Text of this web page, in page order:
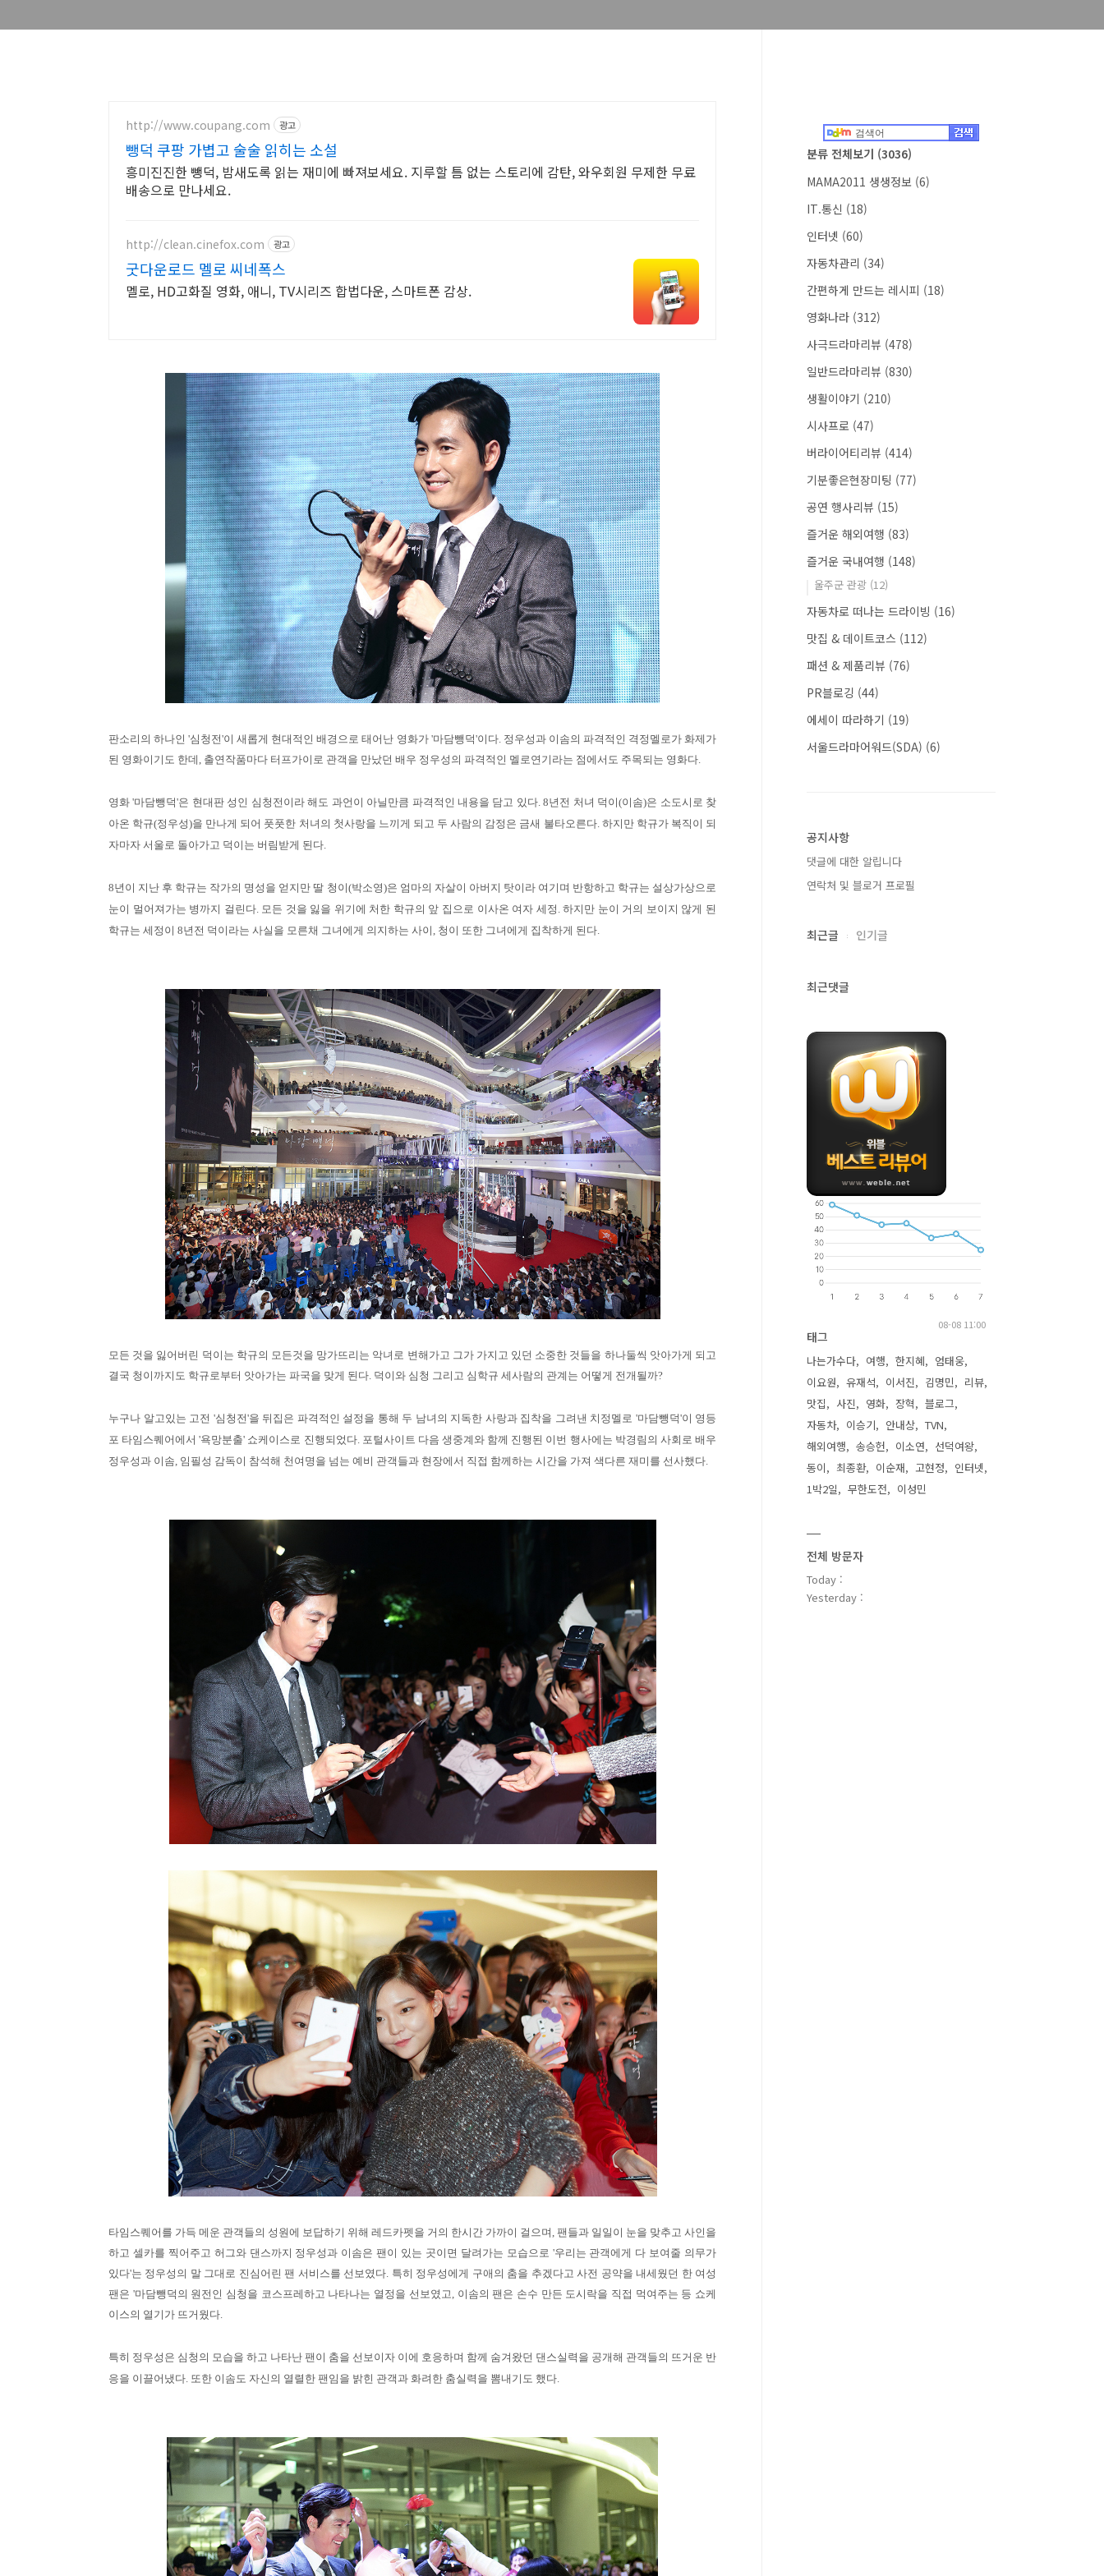
http://www.coupang.com 광고
뺑덕 쿠팡 가볍고 술술 읽히는 소설
흥미진진한 뺑덕, 밤새도록 읽는 재미에 빠져보세요. 지루할 틈 없는 스토리에 감탄, 와우회원 무제한 무료
배송으로 만나세요.
http://clean.cinefox.com 광고
굿다운로드 멜로 씨네폭스
멜로, HD고화질 영화, 애니, TV시리즈 합법다운, 스마트폰 감상.
판소리의 하나인 '심청전'이 새롭게 현대적인 배경으로 태어난 영화가 '마담뺑덕'이다. 정우성과 이솜의 파격적인 격정멜로가 화제가
된 영화이기도 한데, 출연작품마다 터프가이로 관객을 만났던 배우 정우성의 파격적인 멜로연기라는 점에서도 주목되는 영화다.
영화 '마담뺑덕'은 현대판 성인 심청전이라 해도 과언이 아닐만큼 파격적인 내용을 담고 있다. 8년전 처녀 덕이(이솜)은 소도시로 찾
아온 학규(정우성)을 만나게 되어 풋풋한 처녀의 첫사랑을 느끼게 되고 두 사람의 감정은 금새 불타오른다. 하지만 학규가 복직이 되
자마자 서울로 돌아가고 덕이는 버림받게 된다.
8년이 지난 후 학규는 작가의 명성을 얻지만 딸 청이(박소영)은 엄마의 자살이 아버지 탓이라 여기며 반항하고 학규는 설상가상으로
눈이 멀어져가는 병까지 걸린다. 모든 것을 잃을 위기에 처한 학규의 앞 집으로 이사온 여자 세정. 하지만 눈이 거의 보이지 않게 된
학규는 세정이 8년전 덕이라는 사실을 모른채 그녀에게 의지하는 사이, 청이 또한 그녀에게 집착하게 된다.
모든 것을 잃어버린 덕이는 학규의 모든것을 망가뜨리는 악녀로 변해가고 그가 가지고 있던 소중한 것들을 하나둘씩 앗아가게 되고
결국 청이까지도 학규로부터 앗아가는 파국을 맞게 된다. 덕이와 심청 그리고 심학규 세사람의 관계는 어떻게 전개될까?
누구나 알고있는 고전 '심청전'을 뒤집은 파격적인 설정을 통해 두 남녀의 지독한 사랑과 집착을 그려낸 치정멜로 '마담뺑덕'이 영등
포 타임스퀘어에서 '욕망분출' 쇼케이스로 진행되었다. 포털사이트 다음 생중계와 함께 진행된 이번 행사에는 박경림의 사회로 배우
정우성과 이솜, 임필성 감독이 참석해 천여명을 넘는 예비 관객들과 현장에서 직접 함께하는 시간을 가져 색다른 재미를 선사했다.
타임스퀘어를 가득 메운 관객들의 성원에 보답하기 위해 레드카펫을 거의 한시간 가까이 걸으며, 팬들과 일일이 눈을 맞추고 사인을
하고 셀카를 찍어주고 허그와 댄스까지 정우성과 이솜은 팬이 있는 곳이면 달려가는 모습으로 '우리는 관객에게 다 보여줄 의무가
있다'는 정우성의 말 그대로 진심어린 팬 서비스를 선보였다. 특히 정우성에게 구애의 춤을 추겠다고 사전 공약을 내세웠던 한 여성
팬은 '마담뺑덕의 원전인 심청을 코스프레하고 나타나는 열정을 선보였고, 이솜의 팬은 손수 만든 도시락을 직접 먹여주는 등 쇼케
이스의 열기가 뜨거웠다.
특히 정우성은 심청의 모습을 하고 나타난 팬이 춤을 선보이자 이에 호응하며 함께 숨겨왔던 댄스실력을 공개해 관객들의 뜨거운 반
응을 이끌어냈다. 또한 이솜도 자신의 열렬한 팬임을 밝힌 관객과 화려한 춤실력을 뽐내기도 했다.
분류 전체보기 (3036)
MAMA2011 생생정보 (6)
IT.통신 (18)
인터넷 (60)
자동차관리 (34)
간편하게 만드는 레시피 (18)
영화나라 (312)
사극드라마리뷰 (478)
일반드라마리뷰 (830)
생활이야기 (210)
시사프로 (47)
버라이어티리뷰 (414)
기분좋은현장미팅 (77)
공연 행사리뷰 (15)
즐거운 해외여행 (83)
즐거운 국내여행 (148)
울주군 관광 (12)
자동차로 떠나는 드라이빙 (16)
맛집 & 데이트코스 (112)
패션 & 제품리뷰 (76)
PR블로깅 (44)
에세이 따라하기 (19)
서울드라마어워드(SDA) (6)
공지사항
댓글에 대한 알립니다
연락처 및 블로거 프로필
최근글 인기글
최근댓글
08-08 11:00
태그
나는가수다 여행 한지혜
엄태웅
이요원
유재석 이서진 김명민
리뷰
맛집
사진 영화 장혁
블로그
자동차
이승기 안내상
TVN
해외여행
송승헌 이소연
선덕여왕
동이
최종환 이순재 고현정
인터넷
1박2일
무한도전 이성민
전체 방문자
Today :
Yesterday :